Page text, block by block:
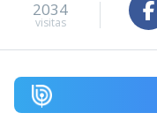
2034
visitas